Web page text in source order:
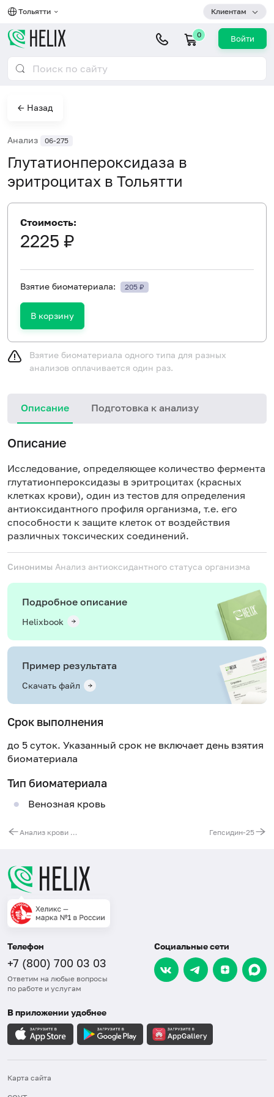
Тольятти Клиентам
0 Войти
← Назад
Анализ 06-275
Глутатионпероксидаза в
эритроцитах в Тольятти
Стоимость:
2225 ₽
Взятие биоматериала: 205 ₽
В корзину
Взятие биоматериала одного типа для разных
анализов оплачивается один раз.
Описание Подготовка к анализу
Описание
Исследование, определяющее количество фермента
глутатионпероксидазы в эритроцитах (красных
клетках крови), один из тестов для определения
антиоксидантного профиля организма, т.е. его
способности к защите клеток от воздействия
различных токсических соединений.
Синонимы Анализ антиоксидантного статуса организма
Подробное описание
Helixbook
Пример результата
Скачать файл
Срок выполнения
до 5 суток. Указанный срок не включает день взятия
биоматериала
Тип биоматериала
Венозная кровь
Анализ крови на аминокислоты и ацилкарнитины (42 показателя) Гепсидин-25
Телефон
+7 (800) 700 03 03
Ответим на любые вопросы
по работе и услугам
Социальные сети
В приложении удобнее
Карта сайта